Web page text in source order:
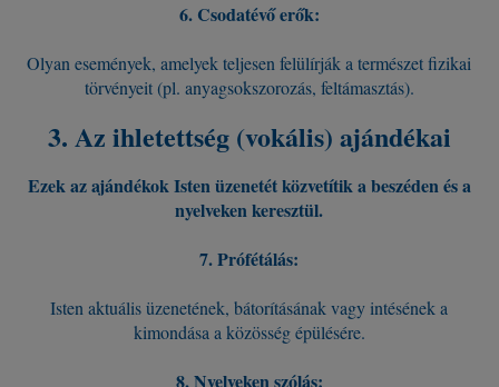
6. Csodatévő erők:
Olyan események, amelyek teljesen felülírják a természet fizikai
törvényeit (pl. anyagsokszorozás, feltámasztás).
3. Az ihletettség (vokális) ajándékai
Ezek az ajándékok Isten üzenetét közvetítik a beszéden és a
nyelveken keresztül.
7. Prófétálás:
Isten aktuális üzenetének, bátorításának vagy intésének a
kimondása a közösség épülésére.
8. Nyelveken szólás: